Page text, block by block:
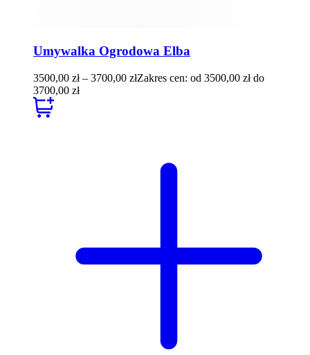
Umywalka Ogrodowa Elba
3500,00 zł – 3700,00 złZakres cen: od 3500,00 zł do
3700,00 zł